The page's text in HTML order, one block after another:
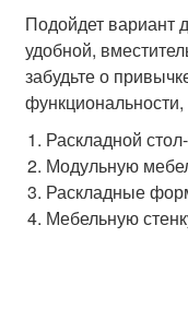
Подойдет вариант
удобной,
забудьте о
функциональности,
Раскладной
Модульную
Раскладные
Мебельную